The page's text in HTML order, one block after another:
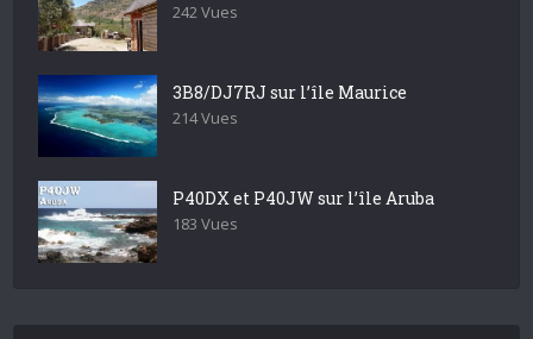
242 Vues
3B8/DJ7RJ sur l’île Maurice
214 Vues
P40DX et P40JW sur l’île Aruba
183 Vues